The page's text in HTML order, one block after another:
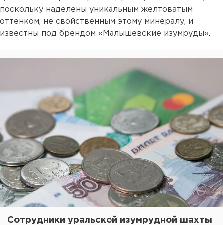
поскольку наделены уникальным желтоватым
оттенком, не свойственным этому минералу, и
известны под брендом «Малышевские изумруды».
Сотрудники уральской изумрудной шахты